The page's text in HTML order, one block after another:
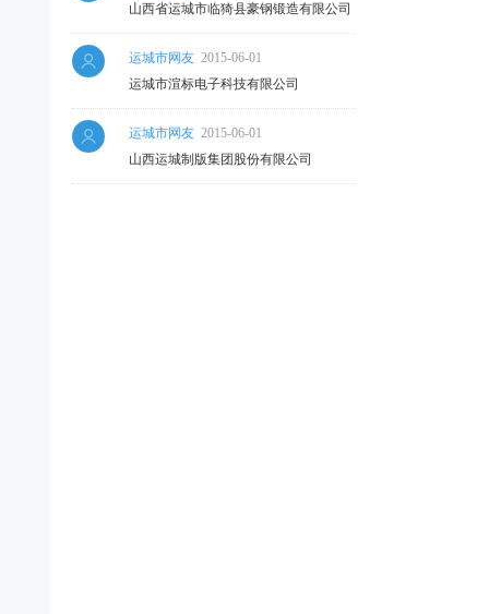
山西省运城市临猗县豪钢锻造有限公司
运城市网友 2015-06-01
运城市渲标电子科技有限公司
运城市网友 2015-06-01
山西运城制版集团股份有限公司